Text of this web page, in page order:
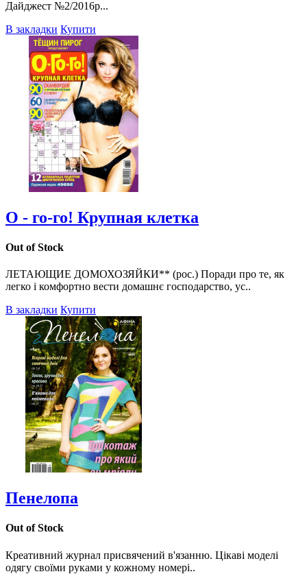
Дайджест №2/2016р...
В закладки Купити
О - го-го! Крупная клетка
Out of Stock
ЛЕТАЮЩИЕ ДОМОХОЗЯЙКИ** (рос.) Поради про те, як
легко і комфортно вести домашнє господарство, ус..
В закладки Купити
Пенелопа
Out of Stock
Креативний журнал присвячений в'язанню. Цікаві моделі
одягу своїми руками у кожному номері..